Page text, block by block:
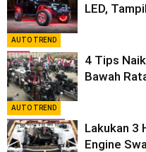
AUTO TREND
CAR
MODIFICATION
LED,
AUTO TREND
MOTOR CYCLE
4 Tips
Bawah
Lakukan 3
Engine